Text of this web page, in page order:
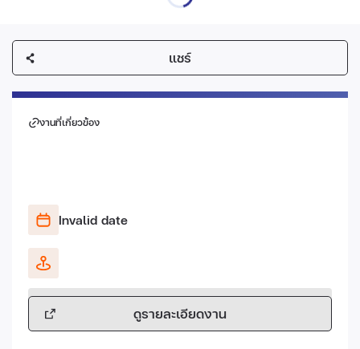
แชร์
งานที่เกี่ยวข้อง
Invalid date
ดูรายละเอียดงาน